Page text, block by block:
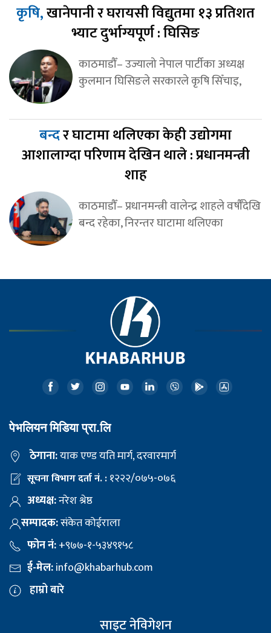
कृषि,खानेपानी र घरायसी विद्युतमा १३ प्रतिशत
भ्याट दुर्भाग्यपूर्ण : घिसिङ
काठमाडौँ– उज्यालो नेपाल पार्टीका अध्यक्ष
कुलमान घिसिङले सरकारले कृषि सिँचाइ,
बन्दर घाटामा थलिएका केही उद्योगमा
आशालाग्दा परिणाम देखिन थाले : प्रधानमन्त्री
शाह
काठमाडौँ– प्रधानमन्त्री वालेन्द्र शाहले वर्षौँदेखि
बन्द रहेका, निरन्तर घाटामा थलिएका
पेभलियन मिडिया प्रा.लि
ठेगाना:याक एण्ड यति मार्ग, दरवारमार्ग
सूचना विभाग दर्ता नं. :१२२२/०७५-०७६
अध्यक्ष:नरेश श्रेष्ठ
सम्पादक:संकेत कोईराला
फोन नं:+९७७-१-५३४९१५८
ई-मेल:info@khabarhub.com
हाम्रो बारे
साइट नेविगेशन